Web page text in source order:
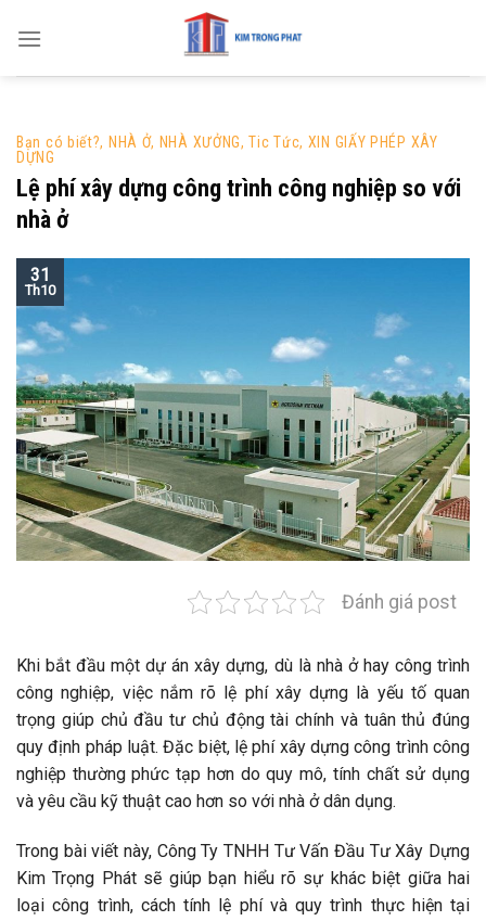
Bạn có biết?, NHÀ Ở, NHÀ XƯỞNG,Tic Tức, XIN GIẤY PHÉP XÂY
DỰNG
Lệ phí xây dựng công trình công nghiệp so với
nhà ở
31
Th10
Đánh giá post
Khi bắt đầu một dự án xây dựng, dù là nhà ở hay công trình
công nghiệp, việc nắm rõ lệ phí xây dựng là yếu tố quan
trọng giúp chủ đầu tư chủ động tài chính và tuân thủ đúng
quy định pháp luật. Đặc biệt, lệ phí xây dựng công trình công
nghiệp thường phức tạp hơn do quy mô, tính chất sử dụng
và yêu cầu kỹ thuật cao hơn so với nhà ở dân dụng.
Trong bài viết này, Công Ty TNHH Tư Vấn Đầu Tư Xây Dựng
Kim Trọng Phát sẽ giúp bạn hiểu rõ sự khác biệt giữa hai
loại công trình, cách tính lệ phí và quy trình thực hiện tại